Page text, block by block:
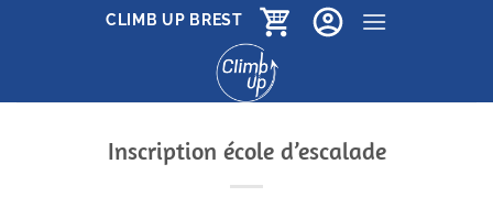
CLIMB UP BREST
Inscription école d’escalade